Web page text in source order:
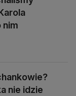
nim
nie idzie